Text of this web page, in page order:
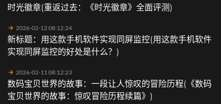
时光徽章(重返过去：《时光徽章》全面评测)
2026-02-12 08:12:24
新标题：用这款手机软件实现同屏监控(用这款手机软件
实现同屏监控的好处是什么？)
2026-02-11 08:12:23
数码宝贝世界的故事：一段让人惊叹的冒险历程(《数码
宝贝世界的故事：惊叹冒险历程续篇》)